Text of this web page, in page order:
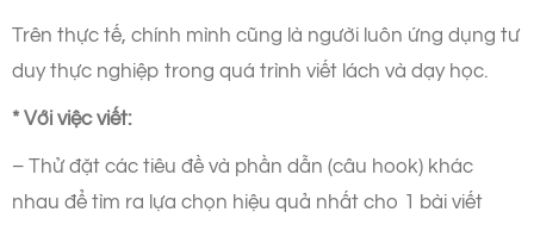
Trên thực tế, chính mình cũng là người luôn ứng dụng tư
duy thực nghiệp trong quá trình viết lách và dạy học.
* Với việc viết:
– Thử đặt các tiêu đề và phần dẫn (câu hook) khác
nhau để tìm ra lựa chọn hiệu quả nhất cho 1 bài viết